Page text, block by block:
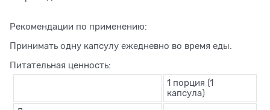
Рекомендации по применению:
Принимать одну капсулу ежедневно во время еды.
Питательная ценность:
1 порция (1
капсула)